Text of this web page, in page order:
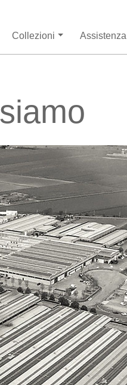
Collezioni Assistenza